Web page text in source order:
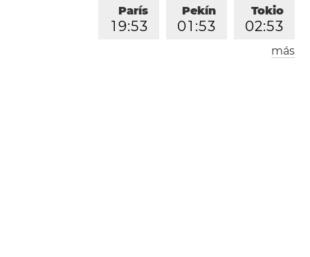
Tokio
02:53
Pekín
01 :53
París
1 9:53
Londres
más